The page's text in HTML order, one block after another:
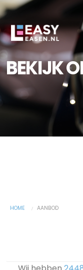
BEKIJK
HOME AANBOD